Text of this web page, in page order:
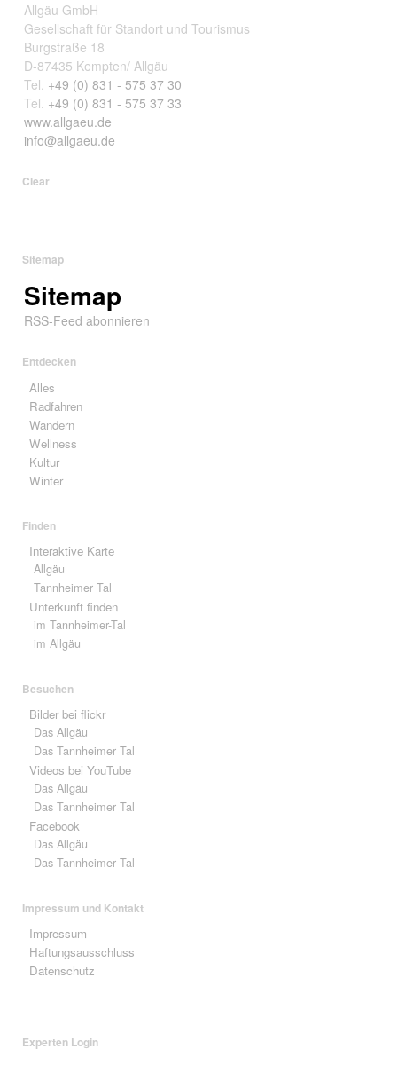
Allgäu GmbH
Gesellschaft für Standort und Tourismus
Burgstraße 18
D-87435 Kempten/ Allgäu
Tel. +49 (0) 831 - 575 37 30
Tel. +49 (0) 831 - 575 37 33
www.allgaeu.de
info@allgaeu.de
Clear
Sitemap
Sitemap
RSS-Feed abonnieren
Entdecken
Alles
Radfahren
Wandern
Wellness
Kultur
Winter
Finden
Interaktive Karte
Allgäu
Tannheimer Tal
Unterkunft finden
im Tannheimer-Tal
im Allgäu
Besuchen
Bilder bei flickr
Das Allgäu
Das Tannheimer Tal
Videos bei YouTube
Das Allgäu
Das Tannheimer Tal
Facebook
Das Allgäu
Das Tannheimer Tal
Impressum und Kontakt
Impressum
Haftungsausschluss
Datenschutz
Experten Login